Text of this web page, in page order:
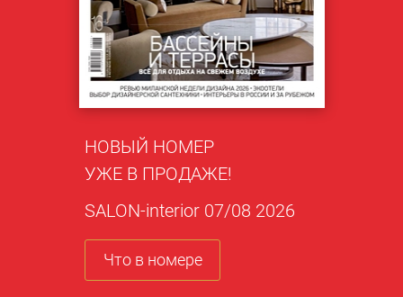
НОВЫЙ НОМЕР
УЖЕ В ПРОДАЖЕ!
SALON-interior 07/08 2026
Что в номере